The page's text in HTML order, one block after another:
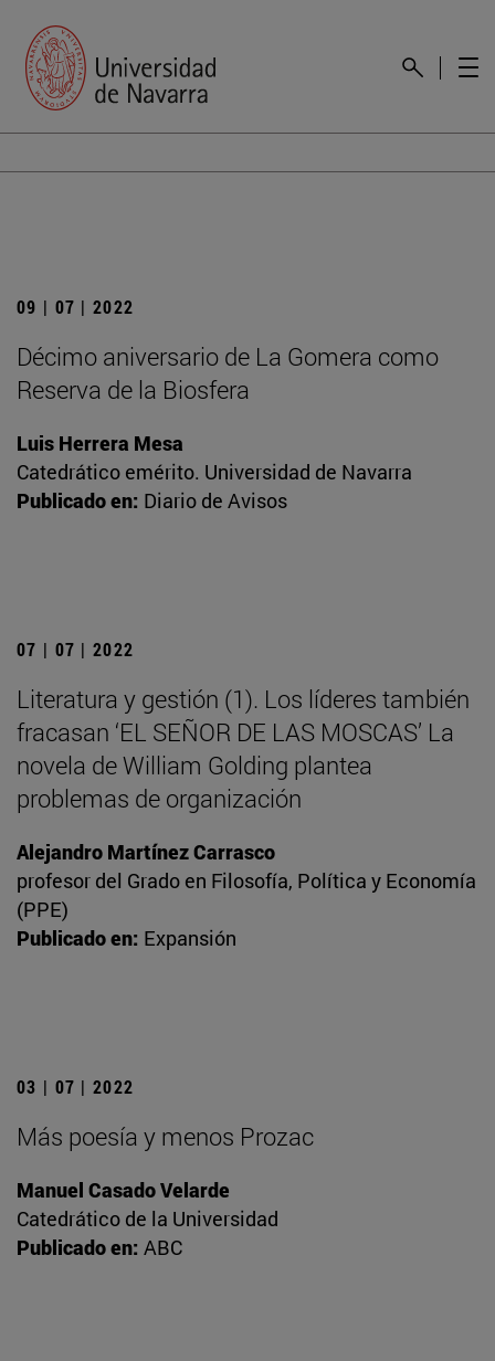
09 | 07 | 2022
Décimo aniversario de La Gomera como
Reserva de la Biosfera
Luis Herrera Mesa
Catedrático emérito. Universidad de Navarra
Publicado en: Diario de Avisos
07 | 07 | 2022
Literatura y gestión (1). Los líderes también
fracasan ‘EL SEÑOR DE LAS MOSCAS’ La
novela de William Golding plantea
problemas de organización
Alejandro Martínez Carrasco
profesor del Grado en Filosofía, Política y Economía
(PPE)
Publicado en: Expansión
03 | 07 | 2022
Más poesía y menos Prozac
Manuel Casado Velarde
Catedrático de la Universidad
Publicado en: ABC